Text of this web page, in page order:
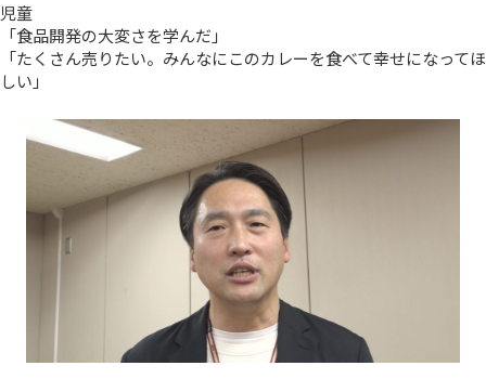
児童
「食品開発の大変さを学んだ」
「たくさん売りたい。みんなにこのカレーを食べて幸せになってほ
しい」